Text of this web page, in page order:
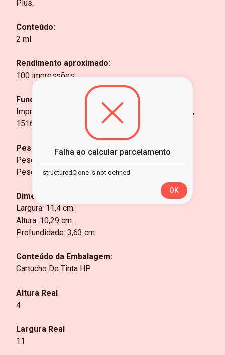
Plus.
Conteúdo:
2 ml.
Rendimento aproximado:
100 impressões.
Funcionalidades:
Impressoras compatíveis: 2516, 3516, 3546, 2546,
1516, 4646, 2646
Peso:
Peso do produto: 49,1 gramas.
Peso do produto com embalagem: 51,7 gramas.
Dimensões do produto com embalagem:
Largura: 11,4 cm.
Altura: 10,29 cm.
Profundidade: 3,63 cm.
Conteúdo da Embalagem:
Cartucho De Tinta HP
Altura Real
4
Largura Real
11
Falha ao calcular parcelamento
structuredClone is not defined
OK